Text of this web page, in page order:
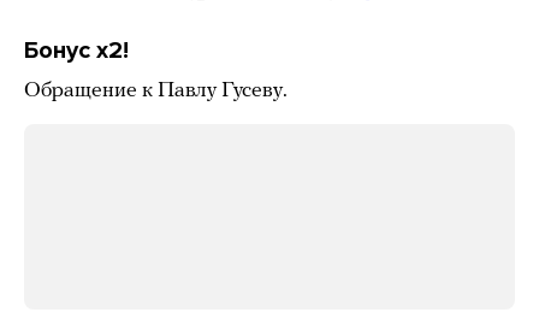
Бонус x2!
Обращение к Павлу Гусеву.